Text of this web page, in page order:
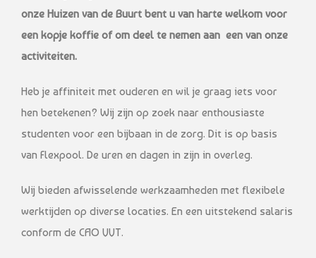
onze Huizen van de Buurt bent u van harte welkom voor
een kopje koffie of om deel te nemen aan een van onze
activiteiten.
Heb je affiniteit met ouderen en wil je graag iets voor
hen betekenen? Wij zijn op zoek naar enthousiaste
studenten voor een bijbaan in de zorg. Dit is op basis
van Flexpool. De uren en dagen in zijn in overleg.
Wij bieden afwisselende werkzaamheden met flexibele
werktijden op diverse locaties. En een uitstekend salaris
conform de CAO VVT.